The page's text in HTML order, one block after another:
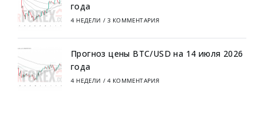
года
4 НЕДЕЛИ / 3 КОММЕНТАРИЯ
Прогноз цены BTC/USD на 14 июля 2026
года
4 НЕДЕЛИ / 4 КОММЕНТАРИЯ